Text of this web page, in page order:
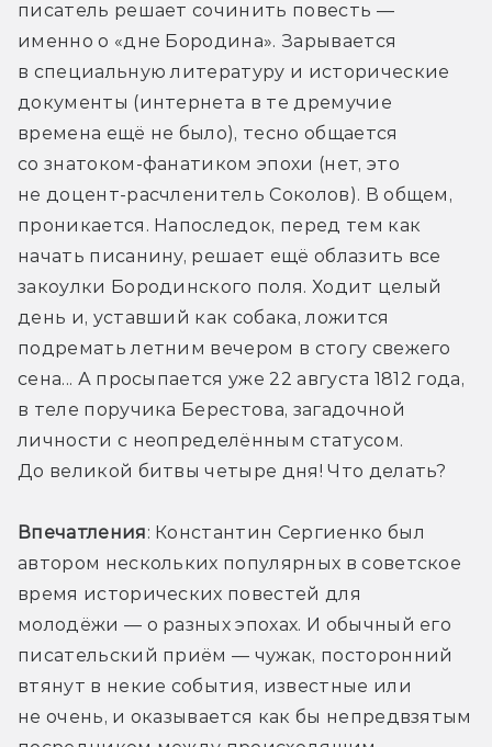
писатель решает сочинить повесть —
именно о «дне Бородина». Зарывается
в специальную литературу и исторические
документы (интернета в те дремучие
времена ещё не было), тесно общается
со знатоком-фанатиком эпохи (нет, это
не доцент-расчленитель Соколов). В общем,
проникается. Напоследок, перед тем как
начать писанину, решает ещё облазить все
закоулки Бородинского поля. Ходит целый
день и, уставший как собака, ложится
подремать летним вечером в стогу свежего
сена... А просыпается уже 22 августа 1812 года,
в теле поручика Берестова, загадочной
личности с неопределённым статусом.
До великой битвы четыре дня! Что делать?
Впечатления: Константин Сергиенко был
автором нескольких популярных в советское
время исторических повестей для
молодёжи — о разных эпохах. И обычный его
писательский приём — чужак, посторонний
втянут в некие события, известные или
не очень, и оказывается как бы непредвзятым